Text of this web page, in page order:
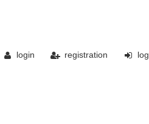
login registration